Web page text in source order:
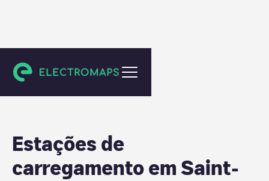
Loire-Atlantique
Estações de
carregamento em Saint-